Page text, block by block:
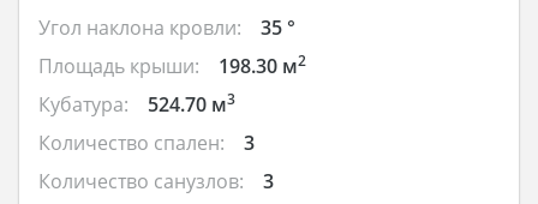
Угол наклона кровли:
35 °
Площадь крыши:
198.30 м2
Кубатура: 524.70 м3
Количество спален:
3
Количество санузлов:
3